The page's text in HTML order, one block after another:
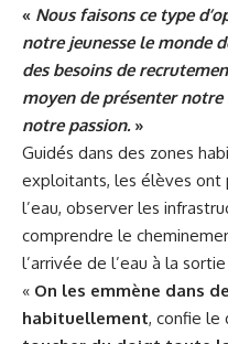
« Nous faisons ce type
notre jeunesse le monde
des besoins de
moyen de présenter
notre passion. »
Guidés dans des zones
exploitants, les élèves ont
l’eau, observer les
comprendre le
l’arrivée de l’eau à la
« On les emmène dans
habituellement, confie le